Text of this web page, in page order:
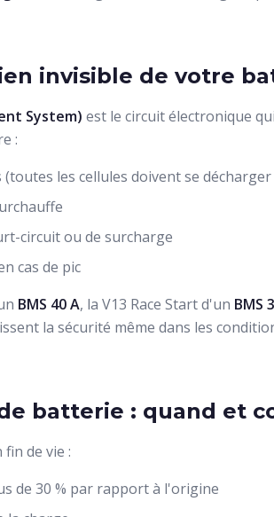
invisible de votre
System) est le circuit électronique
:
(toutes les cellules doivent se
circuit ou de surcharge
cas de pic
BMS 40 A, la V13 Race Start d'un BMS
la sécurité même dans les
batterie : quand et
de vie :
de 30 % par rapport à l'origine